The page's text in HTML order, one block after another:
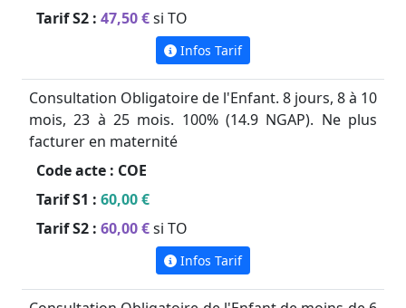
Tarif S2 : 47,50 €si TO
Infos Tarif
Consultation Obligatoire de l'Enfant. 8 jours, 8 à 10
mois, 23 à 25 mois. 100% (14.9 NGAP). Ne plus
facturer en maternité
Code acte : COE
Tarif S1 : 60,00 €
Tarif S2 : 60,00 €si TO
Infos Tarif